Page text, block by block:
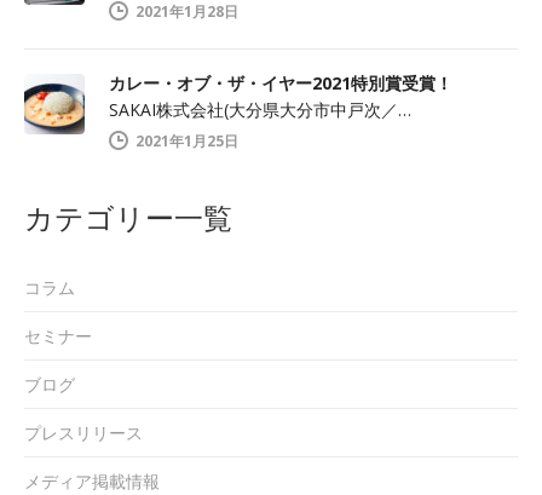
2021年1月28日
カレー・オブ・ザ・イヤー2021特別賞受賞！
SAKAI株式会社(大分県大分市中戸次／…
2021年1月25日
カテゴリー一覧
コラム
セミナー
ブログ
プレスリリース
メディア掲載情報